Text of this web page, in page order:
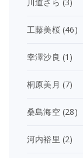
川道さら (3)
工藤美桜(46)
幸澤沙良 (1)
桐原美月 (7)
桑島海空(28)
河内裕里 (2)